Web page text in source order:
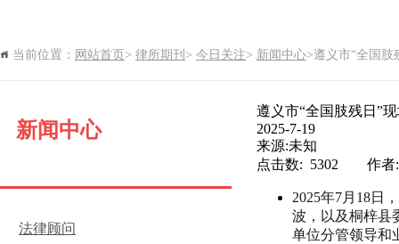
当前位置： 网站首页 > 律所期刊 > 今日关注> 新闻中心>遵义市“全国肢
新闻中心
法律顾问
遵义市“全国肢残日”
2025-7-19
来源:未知
点击数: 5302 作者:
2025年7月18日
波，以及桐梓县
单位分管领导和